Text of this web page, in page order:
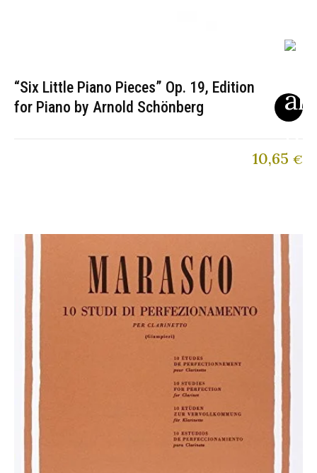
“Six Little Piano Pieces” Op. 19, Edition
for Piano by Arnold Schönberg
10,65 €